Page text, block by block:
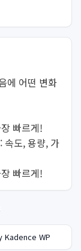
에 어떤 변화
빠르게!
속도, 용량, 가
빠르게!
WP